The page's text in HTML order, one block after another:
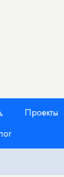
Проекты